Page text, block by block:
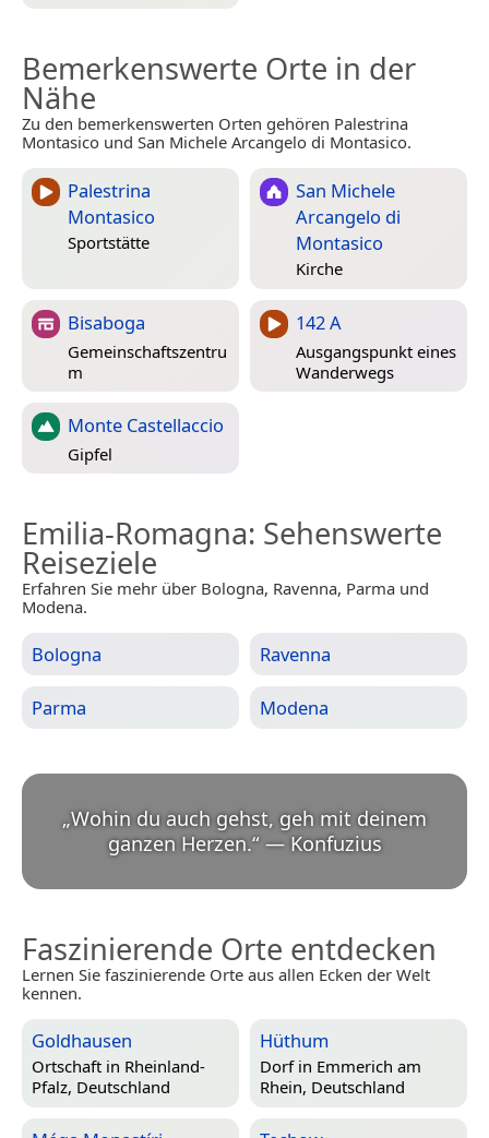
Bemerkenswerte Orte in der
Nähe
Zu den bemerkenswerten Orten gehören Palestrina
Montasico und San Michele Arcangelo di Montasico.
Palestrina
Montasico
Sportstätte
San Michele
Arcangelo di
Montasico
Kirche
Bisaboga
Gemeinschaftszentru
m
142 A
Ausgangspunkt eines
Wanderwegs
Monte Castellaccio
Gipfel
Emilia-Romagna: Sehenswerte
Reiseziele
Erfahren Sie mehr über Bologna, Ravenna, Parma und
Modena.
Bologna Ravenna
Parma Modena
„Wohin du auch gehst, geh mit deinem
ganzen Herzen.“ — Konfuzius
Faszinierende Orte entdecken
Lernen Sie faszinierende Orte aus allen Ecken der Welt
kennen.
Goldhausen
Ortschaft in Rheinland-
Pfalz, Deutschland
Hüthum
Dorf in Emmerich am
Rhein, Deutschland